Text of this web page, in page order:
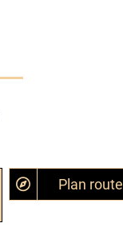
Plan route